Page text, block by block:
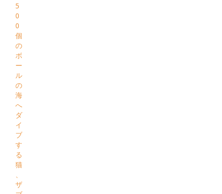
5
0
0
個
の
ボ
ー
ル
の
海
へ
ダ
イ
ブ
す
る
猫
、
ザ